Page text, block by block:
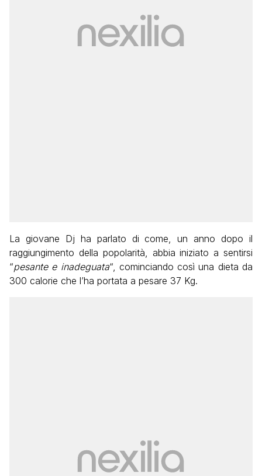
La giovane Dj ha parlato di come, un anno dopo il
raggiungimento della popolarità, abbia iniziato a sentirsi
“pesante e inadeguata“, cominciando così una dieta da
300 calorie che l’ha portata a pesare 37 Kg.